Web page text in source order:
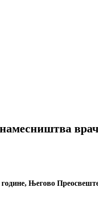
Његово